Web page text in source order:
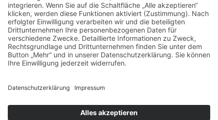
„Am Ende bekommt jeder ein
Schwimmabzeichen“
Sommercamps: Fußball, Tanz oder
Hockey